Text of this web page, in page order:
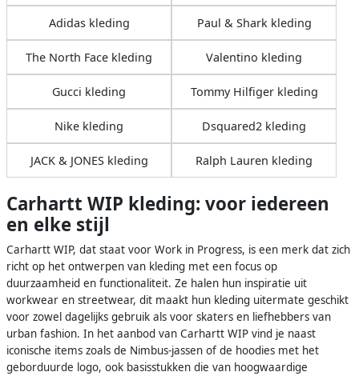
Adidas kleding Paul & Shark kleding
The North Face kleding Valentino kleding
Gucci kleding Tommy Hilfiger kleding
Nike kleding Dsquared2 kleding
JACK & JONES kleding Ralph Lauren kleding
Carhartt WIP kleding: voor iedereen
en elke stijl
Carhartt WIP, dat staat voor Work in Progress, is een merk dat zich
richt op het ontwerpen van kleding met een focus op
duurzaamheid en functionaliteit. Ze halen hun inspiratie uit
workwear en streetwear, dit maakt hun kleding uitermate geschikt
voor zowel dagelijks gebruik als voor skaters en liefhebbers van
urban fashion. In het aanbod van Carhartt WIP vind je naast
iconische items zoals de Nimbus-jassen of de hoodies met het
geborduurde logo, ook basisstukken die van hoogwaardige